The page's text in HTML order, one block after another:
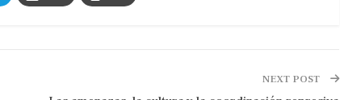
NEXT POST